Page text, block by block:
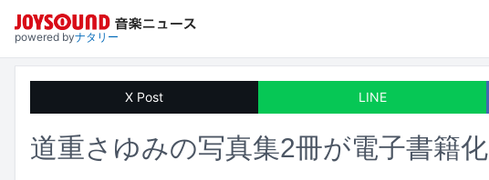
powered byナタリー
X Post LINE
道重さゆみの写真集2冊が電子書籍化